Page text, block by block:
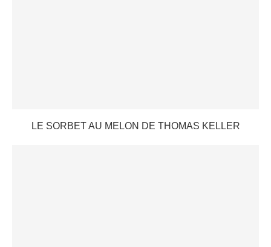
LE SORBET AU MELON DE THOMAS KELLER